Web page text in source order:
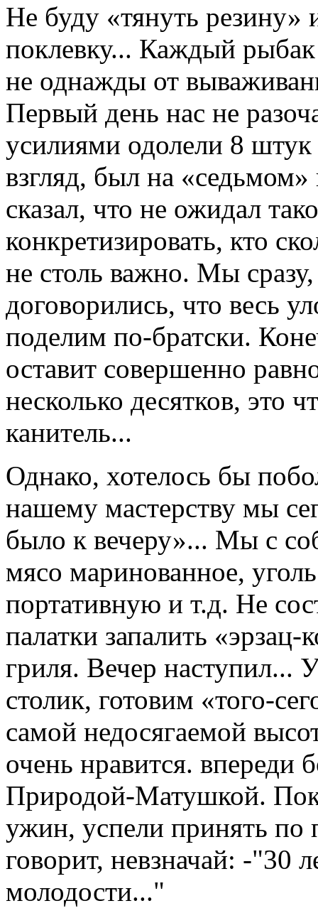
Не буду «тянуть резину»
поклевку... Каждый
не однажды от
Первый день нас не
усилиями одолели 8
взгляд, был на
сказал, что не ожидал
конкретизировать, кто
не столь важно. Мы
договорились, что весь
поделим по-братски.
оставит совершенно
несколько десятков, это
канитель...
Однако, хотелось бы
нашему мастерству мы
было к вечеру»... Мы с
мясо маринованное,
портативную и т.д. Не
палатки запалить «эрзац-
гриля. Вечер
столик, готовим «того-
самой недосягаемой
очень нравится. впереди
Природой-Матушкой.
ужин, успели принять по
говорит, невзначай: -"30
молодости..."